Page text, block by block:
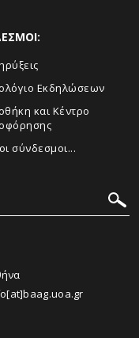
Εκδηλώσεων
και Κέντρο
σύνδεσμοι...